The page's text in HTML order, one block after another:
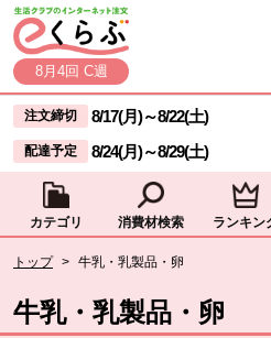
ページの先頭です。
本文へジャンプする。
8月4回 C週
ここからサイト内共通メニューです。
サイト内共通メニューをスキップする
注文締切 8/17(月)～8/22(土)
配達予定 8/24(月)～8/29(土)
カテゴリ 消費材検索 ランキン
トップ > 牛乳・乳製品・卵
牛乳・乳製品・卵